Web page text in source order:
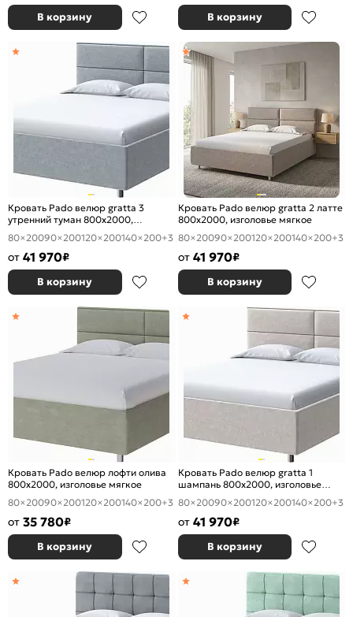
В корзину В корзину
Кровать Pado велюр gratta 3
утренний туман 800x2000,
изголовье мягкое
80×20090×200120×200140×200+3
от 41 970₽
В корзину
Кровать Pado велюр gratta 2 латте
800x2000, изголовье мягкое
80×20090×200120×200140×200+3
от 41 970₽
В корзину
Кровать Pado велюр лофти олива
800x2000, изголовье мягкое
80×20090×200120×200140×200+3
от 35 780₽
В корзину
Кровать Pado велюр gratta 1
шампань 800x2000, изголовье
мягкое
80×20090×200120×200140×200+3
от 41 970₽
В корзину